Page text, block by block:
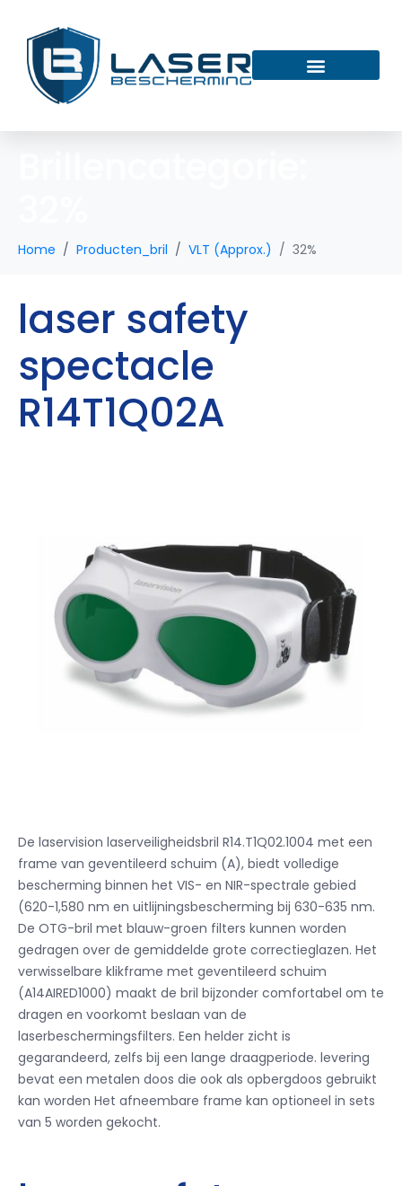
Home Producten_bril VLT (Approx.) 32%
laser safety
spectacle
R14T1Q02A
De laservision laserveiligheidsbril R14.T1Q02.1004 met een
frame van geventileerd schuim (A), biedt volledige
bescherming binnen het VIS- en NIR-spectrale gebied
(620-1,580 nm en uitlijningsbescherming bij 630-635 nm.
De OTG-bril met blauw-groen filters kunnen worden
gedragen over de gemiddelde grote correctieglazen. Het
verwisselbare klikframe met geventileerd schuim
(A14AIRED1000) maakt de bril bijzonder comfortabel om te
dragen en voorkomt beslaan van de
laserbeschermingsfilters. Een helder zicht is
gegarandeerd, zelfs bij een lange draagperiode. levering
bevat een metalen doos die ook als opbergdoos gebruikt
kan worden Het afneembare frame kan optioneel in sets
van 5 worden gekocht.